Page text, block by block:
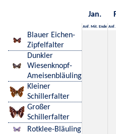
Jan.
Anf. Mit. Ende Anf.
Blauer Eichen-
Zipfelfalter
Dunkler
Wiesenknopf-
Ameisenbläuling
Kleiner
Schillerfalter
Großer
Schillerfalter
Rotklee-Bläuling